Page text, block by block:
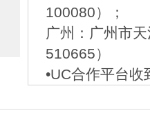
100080）；
广州：广州市
510665）
•UC合作平台